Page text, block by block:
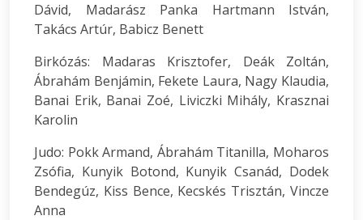
Dávid, Madarász Panka Hartmann István,
Takács Artúr, Babicz Benett
Birkózás: Madaras Krisztofer, Deák Zoltán,
Ábrahám Benjámin, Fekete Laura, Nagy Klaudia,
Banai Erik, Banai Zoé, Liviczki Mihály, Krasznai
Karolin
Judo: Pokk Armand, Ábrahám Titanilla, Moharos
Zsófia, Kunyik Botond, Kunyik Csanád, Dodek
Bendegúz, Kiss Bence, Kecskés Trisztán, Vincze
Anna